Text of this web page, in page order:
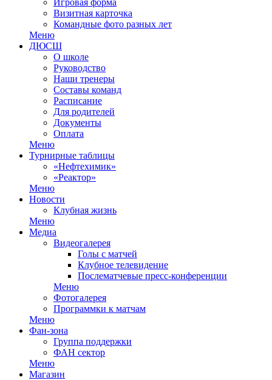
Игровая форма
Визитная карточка
Командные фото разных лет
Меню
ДЮСШ
О школе
Руководство
Наши тренеры
Составы команд
Расписание
Для родителей
Документы
Оплата
Меню
Турнирные таблицы
«Нефтехимик»
«Реактор»
Меню
Новости
Клубная жизнь
Меню
Медиа
Видеогалерея
Голы с матчей
Клубное телевидение
Послематчевые пресс-конференции
Меню
Фотогалерея
Программки к матчам
Меню
Фан-зона
Группа поддержки
ФАН сектор
Меню
Магазин